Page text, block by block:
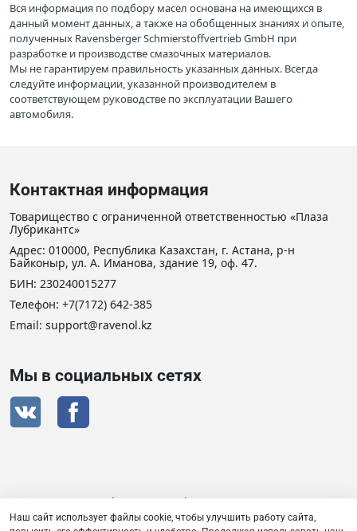
Вся информация по подбору масел основана на имеющихся в
данный момент данных, а также на обобщенных знаниях и опыте,
полученных Ravensberger Schmierstoffvertrieb GmbH при
разработке и производстве смазочных материалов.
Мы не гарантируем правильность указанных данных. Всегда
следуйте информации, указанной производителем в
соответствующем руководстве по эксплуатации Вашего
автомобиля.
Контактная информация
Товарищество с ограниченной ответственностью «Плаза
Лубрикантс»
Адрес: 010000, Республика Казахстан, г. Астана, р-н
Байконыр, ул. А. Иманова, здание 19, оф. 47.
БИН: 230240015277
Телефон: +7(7172) 642-385
Email: support@ravenol.kz
Мы в социальных сетях
Сертификат дистрибьютора RAVENOL
Наш сайт использует файлы cookie, чтобы улучшить работу сайта,